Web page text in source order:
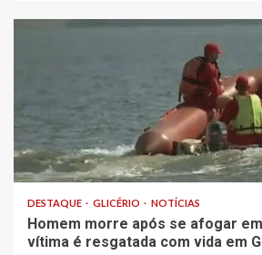
DESTAQUE GLICÉRIO NOTÍCIAS
Homem morre após se afogar
vítima é resgatada com vida em